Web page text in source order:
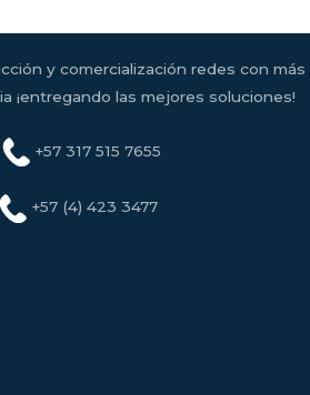
y comercialización redes con más
¡entregando las mejores soluciones!
+57 317 515 7655
+57 (4) 423 3477